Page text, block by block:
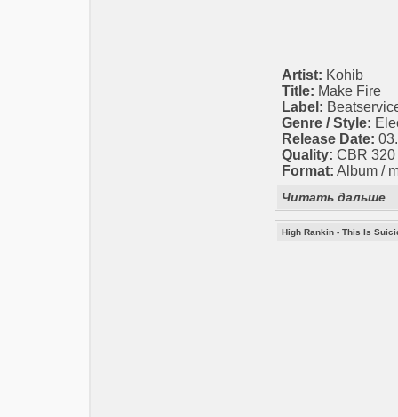
Artist: Kohib
Title: Make Fire
Label:
Genre / Style:
Release Date:
Quality: CBR 320
Format: Album /
Читать дальше
High Rankin - This Is